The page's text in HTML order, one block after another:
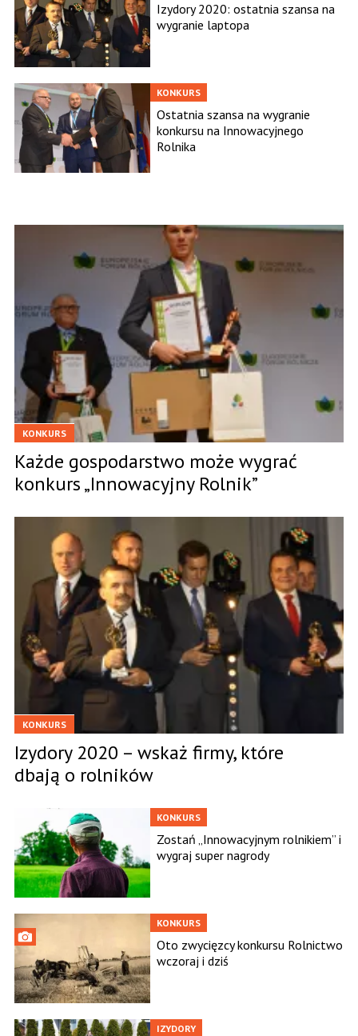
Izydory 2020: ostatnia szansa na
wygranie laptopa
KONKURS
Ostatnia szansa na wygranie
konkursu na Innowacyjnego
Rolnika
KONKURS
Każde gospodarstwo może wygrać
konkurs „Innowacyjny Rolnik”
KONKURS
Izydory 2020 – wskaż firmy, które
dbają o rolników
KONKURS
Zostań „Innowacyjnym rolnikiem” i
wygraj super nagrody
KONKURS
Oto zwycięzcy konkursu Rolnictwo
wczoraj i dziś
IZYDORY